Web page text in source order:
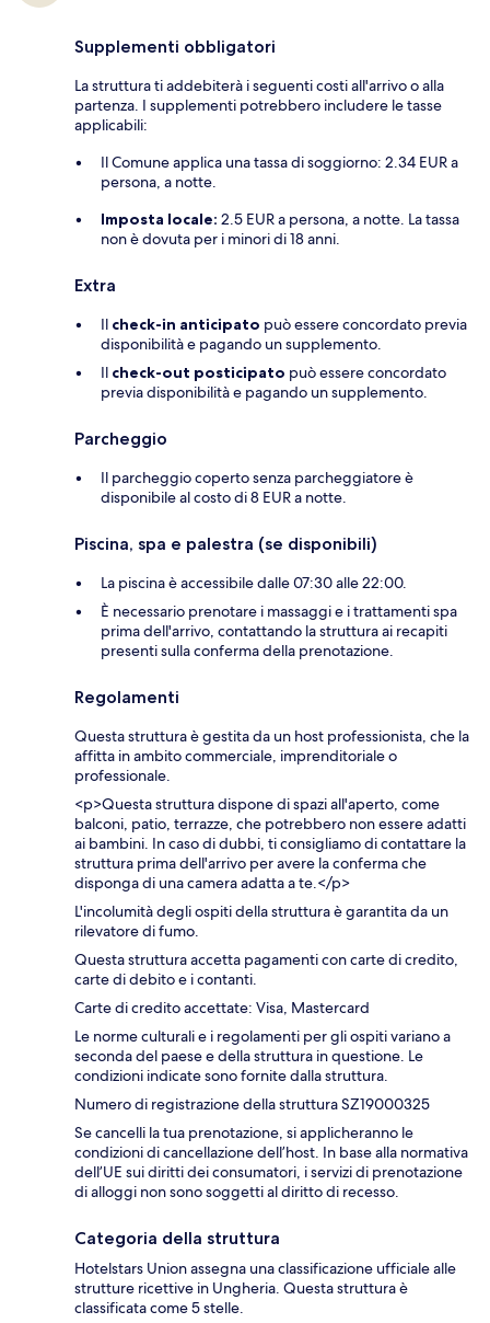
Supplementi obbligatori
La struttura ti addebiterà i seguenti costi all'arrivo o alla
partenza. I supplementi potrebbero includere le tasse
applicabili:
Il Comune applica una tassa di soggiorno: 2.34 EUR a
persona, a notte.
Imposta locale: 2.5 EUR a persona, a notte. La tassa
non è dovuta per i minori di 18 anni.
Extra
Il check-in anticipato può essere concordato previa
disponibilità e pagando un supplemento.
Il check-out posticipato può essere concordato
previa disponibilità e pagando un supplemento.
Parcheggio
Il parcheggio coperto senza parcheggiatore è
disponibile al costo di 8 EUR a notte.
Piscina, spa e palestra (se disponibili)
La piscina è accessibile dalle 07:30 alle 22:00.
È necessario prenotare i massaggi e i trattamenti spa
prima dell'arrivo, contattando la struttura ai recapiti
presenti sulla conferma della prenotazione.
Regolamenti
Questa struttura è gestita da un host professionista, che la
affitta in ambito commerciale, imprenditoriale o
professionale.
<p>Questa struttura dispone di spazi all'aperto, come
balconi, patio, terrazze, che potrebbero non essere adatti
ai bambini. In caso di dubbi, ti consigliamo di contattare la
struttura prima dell'arrivo per avere la conferma che
disponga di una camera adatta a te.</p>
L'incolumità degli ospiti della struttura è garantita da un
rilevatore di fumo.
Questa struttura accetta pagamenti con carte di credito,
carte di debito e i contanti.
Carte di credito accettate: Visa, Mastercard
Le norme culturali e i regolamenti per gli ospiti variano a
seconda del paese e della struttura in questione. Le
condizioni indicate sono fornite dalla struttura.
Numero di registrazione della struttura SZ19000325
Se cancelli la tua prenotazione, si applicheranno le
condizioni di cancellazione dell’host. In base alla normativa
dell’UE sui diritti dei consumatori, i servizi di prenotazione
di alloggi non sono soggetti al diritto di recesso.
Categoria della struttura
Hotelstars Union assegna una classificazione ufficiale alle
strutture ricettive in Ungheria. Questa struttura è
classificata come 5 stelle.